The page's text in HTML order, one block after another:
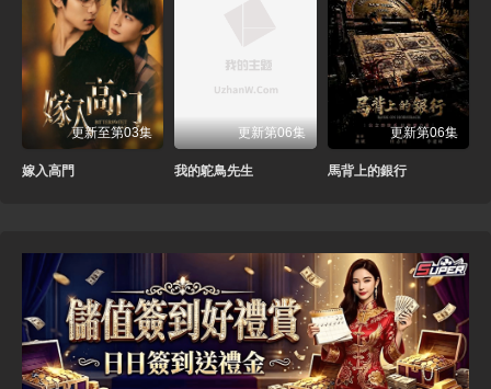
更新至第03集
嫁入高門
更新第06集
我的鴕鳥先生
更新第06集
馬背上的銀行